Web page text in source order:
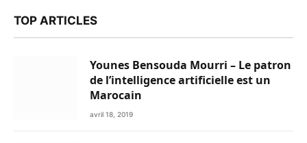
TOP ARTICLES
Younes Bensouda Mourri – Le patron
de l’intelligence artificielle est un
Marocain
avril 18, 2019